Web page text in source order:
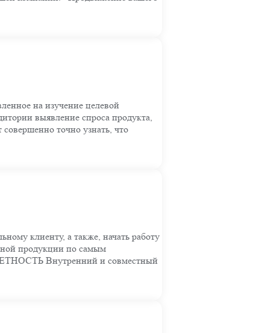
на изучение целевой
выявление спроса продукта,
точно узнать, что
клиенту, а также, начать работу
продукции по самым
Внутренний и совместный